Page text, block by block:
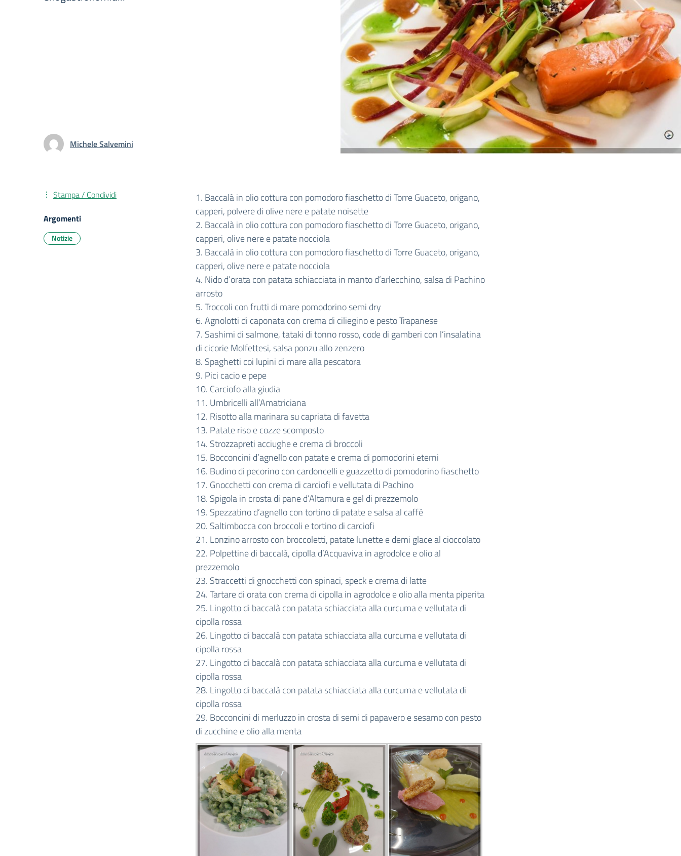
Michele Salvemini
1. Baccalà in olio cottura con pomodoro fiaschetto di Torre Guaceto, origano,
capperi, polvere di olive nere e patate noisette
2. Baccalà in olio cottura con pomodoro fiaschetto di Torre Guaceto, origano,
capperi, olive nere e patate nocciola
3. Baccalà in olio cottura con pomodoro fiaschetto di Torre Guaceto, origano,
capperi, olive nere e patate nocciola
4. Nido d’orata con patata schiacciata in manto d’arlecchino, salsa di Pachino
arrosto
5. Troccoli con frutti di mare pomodorino semi dry
6. Agnolotti di caponata con crema di ciliegino e pesto Trapanese
7. Sashimi di salmone, tataki di tonno rosso, code di gamberi con l’insalatina
di cicorie Molfettesi, salsa ponzu allo zenzero
8. Spaghetti coi lupini di mare alla pescatora
9. Pici cacio e pepe
10. Carciofo alla giudia
11. Umbricelli all’Amatriciana
12. Risotto alla marinara su capriata di favetta
13. Patate riso e cozze scomposto
14. Strozzapreti acciughe e crema di broccoli
15. Bocconcini d’agnello con patate e crema di pomodorini eterni
16. Budino di pecorino con cardoncelli e guazzetto di pomodorino fiaschetto
17. Gnocchetti con crema di carciofi e vellutata di Pachino
18. Spigola in crosta di pane d’Altamura e gel di prezzemolo
19. Spezzatino d’agnello con tortino di patate e salsa al caffè
20. Saltimbocca con broccoli e tortino di carciofi
21. Lonzino arrosto con broccoletti, patate lunette e demi glace al cioccolato
22. Polpettine di baccalà, cipolla d’Acquaviva in agrodolce e olio al
prezzemolo
23. Straccetti di gnocchetti con spinaci, speck e crema di latte
24. Tartare di orata con crema di cipolla in agrodolce e olio alla menta piperita
25. Lingotto di baccalà con patata schiacciata alla curcuma e vellutata di
cipolla rossa
26. Lingotto di baccalà con patata schiacciata alla curcuma e vellutata di
cipolla rossa
27. Lingotto di baccalà con patata schiacciata alla curcuma e vellutata di
cipolla rossa
28. Lingotto di baccalà con patata schiacciata alla curcuma e vellutata di
cipolla rossa
29. Bocconcini di merluzzo in crosta di semi di papavero e sesamo con pesto
di zucchine e olio alla menta
Stampa / Condividi
Argomenti
Notizie